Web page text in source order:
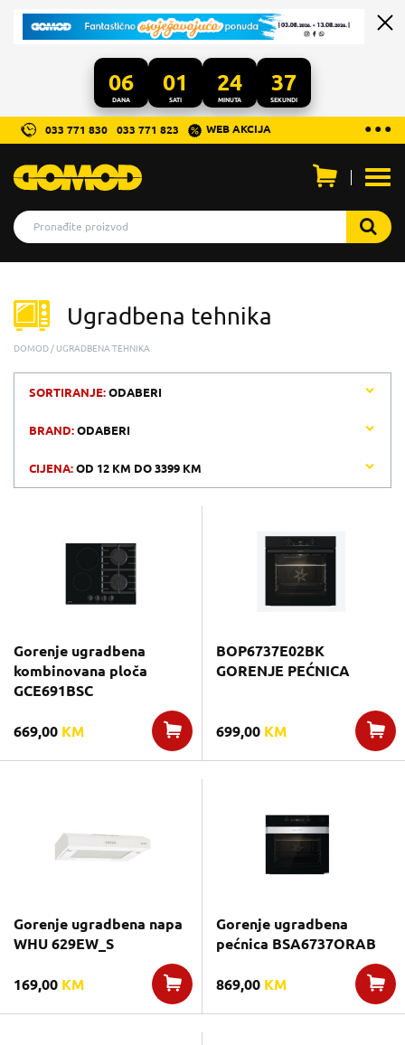
06
DANA
01
SATI
24
MINUTA
37
SEKUNDI
...
● ● ●
033 771 830 033 771 823 WEB AKCIJA
Ugradbena tehnika
DOMOD UGRADBENA TEHNIKA
SORTIRANJE:ODABERI
BRAND:ODABERI
CIJENA:OD 12 KM DO3399 KM
Gorenje ugradbena
kombinovana ploča
GCE691BSC
669,00 KM
BOP6737E02BK
GORENJE PEĆNICA
699,00 KM
Gorenje ugradbena napa
WHU 629EW_S
169,00 KM
Gorenje ugradbena
pećnica BSA6737ORAB
869,00 KM